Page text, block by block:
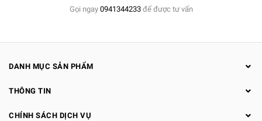
Gọi ngay 0941344233để được tư vấn
DANH MỤC SẢN PHẨM
THÔNG TIN
CHÍNH SÁCH DỊCH VỤ